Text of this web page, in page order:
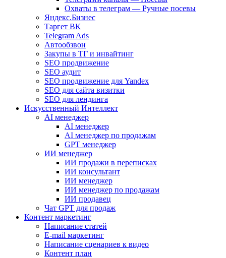
Охваты в телеграм — Ручные посевы
Яндекс.Бизнес
Таргет ВК
Telegram Ads
Автообзвон
Закупы в ТГ и инвайтинг
SEO продвижение
SEO аудит
SEO продвижение для Yandex
SEO для сайта визитки
SEO для лендинга
Искусственный Интеллект
AI менеджер
AI менеджер
AI менеджер по продажам
GPT менеджер
ИИ менеджер
ИИ продажи в переписках
ИИ консультант
ИИ менеджер
ИИ менеджер по продажам
ИИ продавец
Чат GPT для продаж
Контент маркетинг
Написание статей
E-mail маркетинг
Написание сценариев к видео
Контент план